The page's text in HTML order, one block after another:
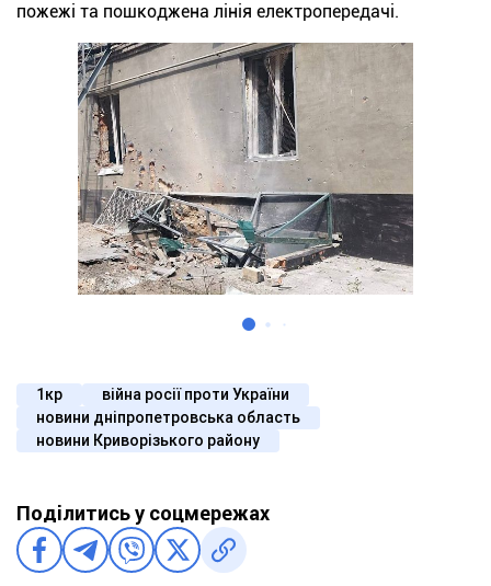
пожежі та пошкоджена лінія електропередачі.
1кр
війна росії проти України
новини дніпропетровська область
новини Криворізького району
Поділитись у соцмережах